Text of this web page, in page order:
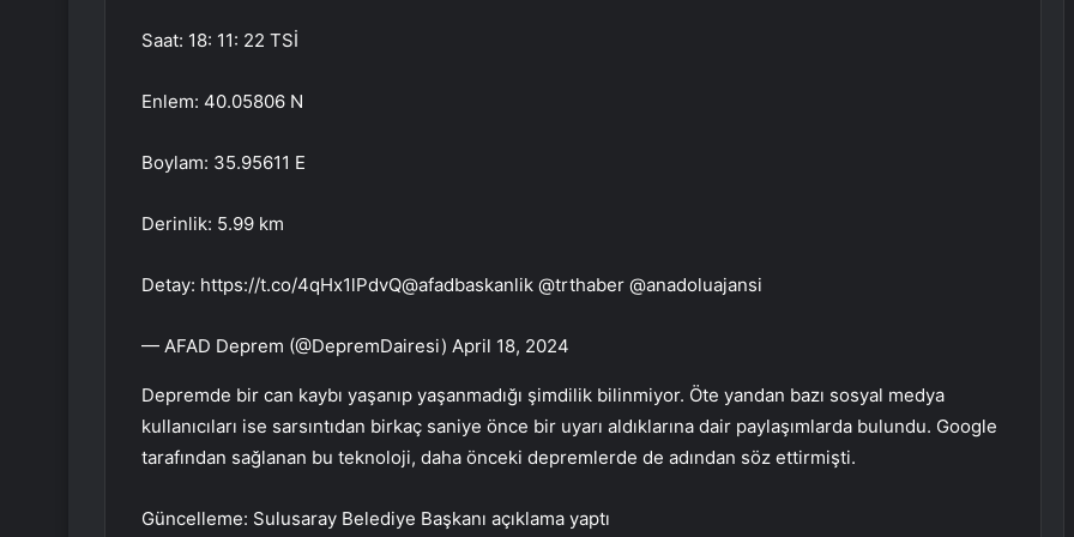
Saat: 18: 11: 22 TSİ
Enlem: 40.05806 N
Boylam: 35.95611 E
Derinlik: 5.99 km
Detay: https://t.co/4qHx1lPdvQ@afadbaskanlik @trthaber @anadoluajansi
— AFAD Deprem (@DepremDairesi) April 18, 2024
Depremde bir can kaybı yaşanıp yaşanmadığı şimdilik bilinmiyor. Öte yandan bazı sosyal medya
kullanıcıları ise sarsıntıdan birkaç saniye önce bir uyarı aldıklarına dair paylaşımlarda bulundu. Google
tarafından sağlanan bu teknoloji, daha önceki depremlerde de adından söz ettirmişti.
Güncelleme: Sulusaray Belediye Başkanı açıklama yaptı